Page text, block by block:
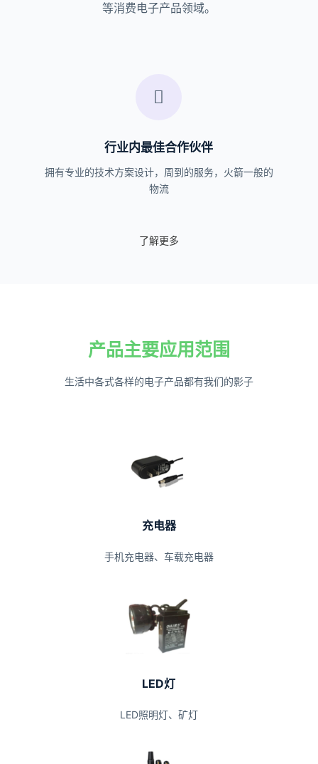
等消费电子产品领域。
行业内最佳合作伙伴
拥有专业的技术方案设计，周到的服务，火箭一般的
物流
了解更多
产品主要应用范围
生活中各式各样的电子产品都有我们的影子
充电器
手机充电器、车载充电器
LED灯
LED照明灯、矿灯